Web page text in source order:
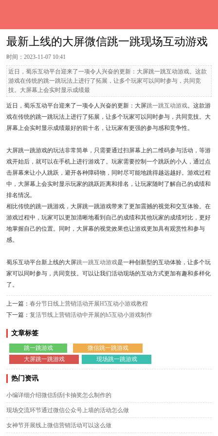
最新上线的大屏微信跳一跳现场互动游戏
时间：2023-11-07 10:41
近日，蜀乐互动平台迎来了一项令人兴奋的更新：大屏跳一跳互动游戏。这款
游戏在传统的跳一跳玩法上进行了拓展，让多个玩家可以同时参与，共同竞
技。大屏幕上会实时显示成绩最
近日，蜀乐互动平台迎来了一项令人兴奋的更新：大屏跳一跳互动游戏。这款游
戏在传统的跳一跳玩法上进行了拓展，让多个玩家可以同时参与，共同竞技。大
屏幕上会实时显示成绩最好的前十名，让玩家有更强的参与感和竞争性。
大屏跳一跳游戏的玩法非常简单，只需要通过扫屏幕上的二维码参与活动，等游
戏开始后，就可以在手机上进行游戏了。玩家需要控制一个跳跃的小人，通过点
击屏幕来让小人跳跃，避开各种障碍物，同时尽可能地跳得越远越好。游戏过程
中，大屏幕上会实时显示玩家的跳跃距离和排名，让玩家随时了解自己的成绩和
排名情况。
相比传统的跳一跳游戏，大屏跳一跳游戏带来了更加震撼的视觉和交互体验。在
游戏过程中，玩家可以更加清晰地看到自己的成绩和其他玩家的成绩对比，更好
地掌握自己的位置。同时，大屏幕的视觉效果也让游戏更加具有观赏性和参与
感。
蜀乐互动平台新上线的大屏跳一跳互动游戏是一种创新型的互动体验，让多个玩
家可以同时参与，共同竞技。可以让我们活动现场的互动方式更加有趣和多样化
了。
上一篇：春分节日线上营销活动开展H5互动小游戏教程
下一篇：复活节线上营销活动中开展的h5互动小游戏制作
文章标签
跳一跳游戏
微信跳一跳游戏
大屏跳一跳游戏
现场跳一跳游戏
热门资讯
小编详细介绍微信刮刮卡抽奖怎么制作的
现场交流环节通过微信公众号上墙的活动怎么做
女神节开展线上微信营销活动可以这么做